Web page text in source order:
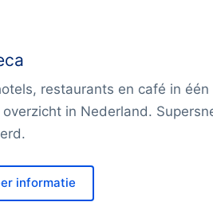
restaurants en café in één
overzicht in Nederland.
informatie